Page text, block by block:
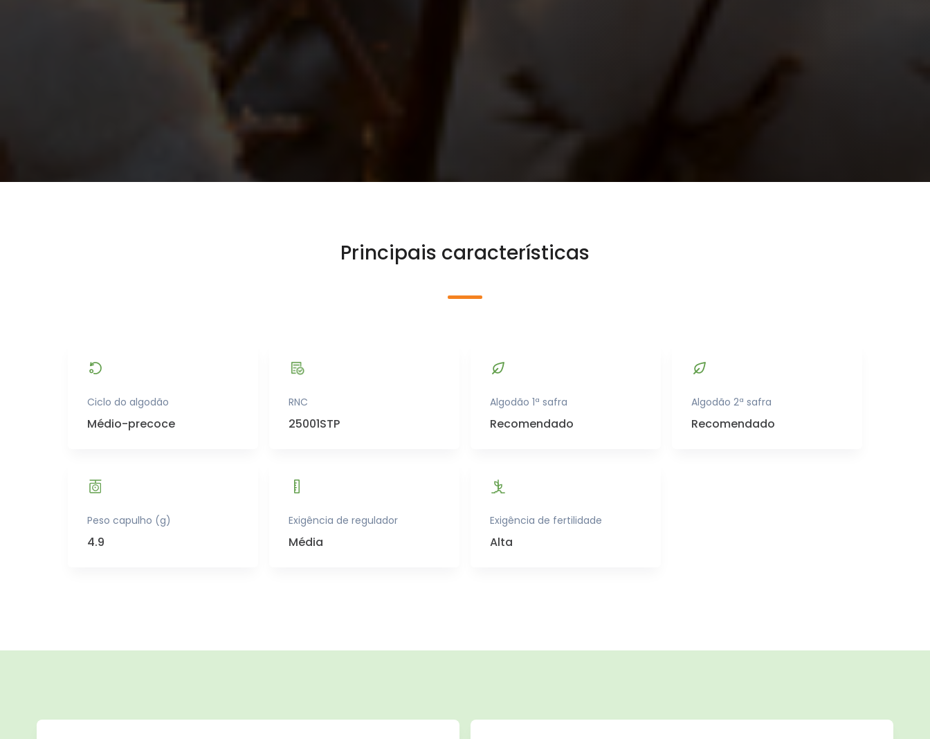
Principais características
Ciclo do algodão
Médio-precoce
RNC
25001STP
Algodão 1ª safra
Recomendado
Algodão 2ª safra
Recomendado
Peso capulho (g)
4.9
Exigência de regulador
Média
Exigência de fertilidade
Alta